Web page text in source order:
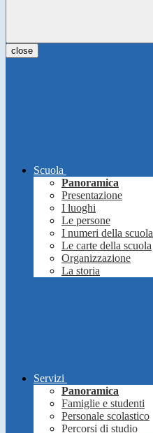
close
Scuola
Panoramica
Presentazione
I luoghi
Le persone
I numeri della scuola
Le carte della scuola
Organizzazione
La storia
Servizi
Panoramica
Famiglie e studenti
Personale scolastico
Percorsi di studio